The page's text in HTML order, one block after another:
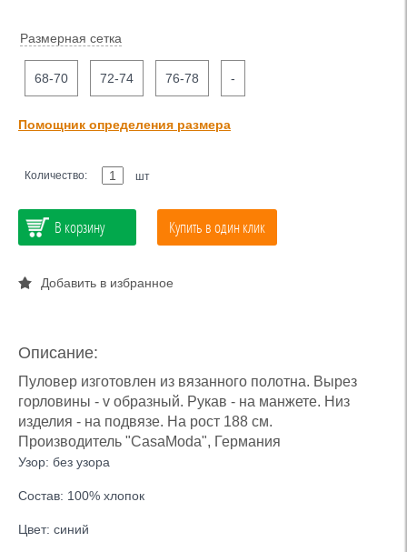
Размерная сетка
68-70 72-74 76-78 -
Помощник определения размера
Количество: шт
В корзину Купить в один клик
Добавить в избранное
Описание:
Пуловер изготовлен из вязанного полотна. Вырез
горловины - v образный. Рукав - на манжете. Низ
изделия - на подвязе. На рост 188 см.
Производитель "CasaModa", Германия
Узор: без узора
Состав: 100% хлопок
Цвет: синий